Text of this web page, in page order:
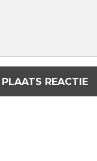
PLAATS REACTIE